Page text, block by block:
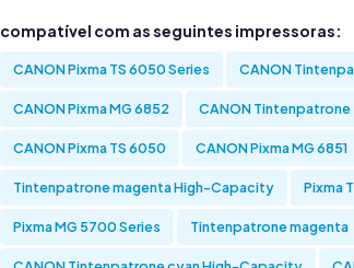
compatível com as seguintes impressoras:
CANON Pixma TS 6050 Series CANON
CANON Pixma MG 6852 CANON
CANON Pixma TS 6050 CANON Pixma MG 6851
Tintenpatrone magenta High-Capacity Pixma
Pixma MG 5700 Series Tintenpatrone magenta